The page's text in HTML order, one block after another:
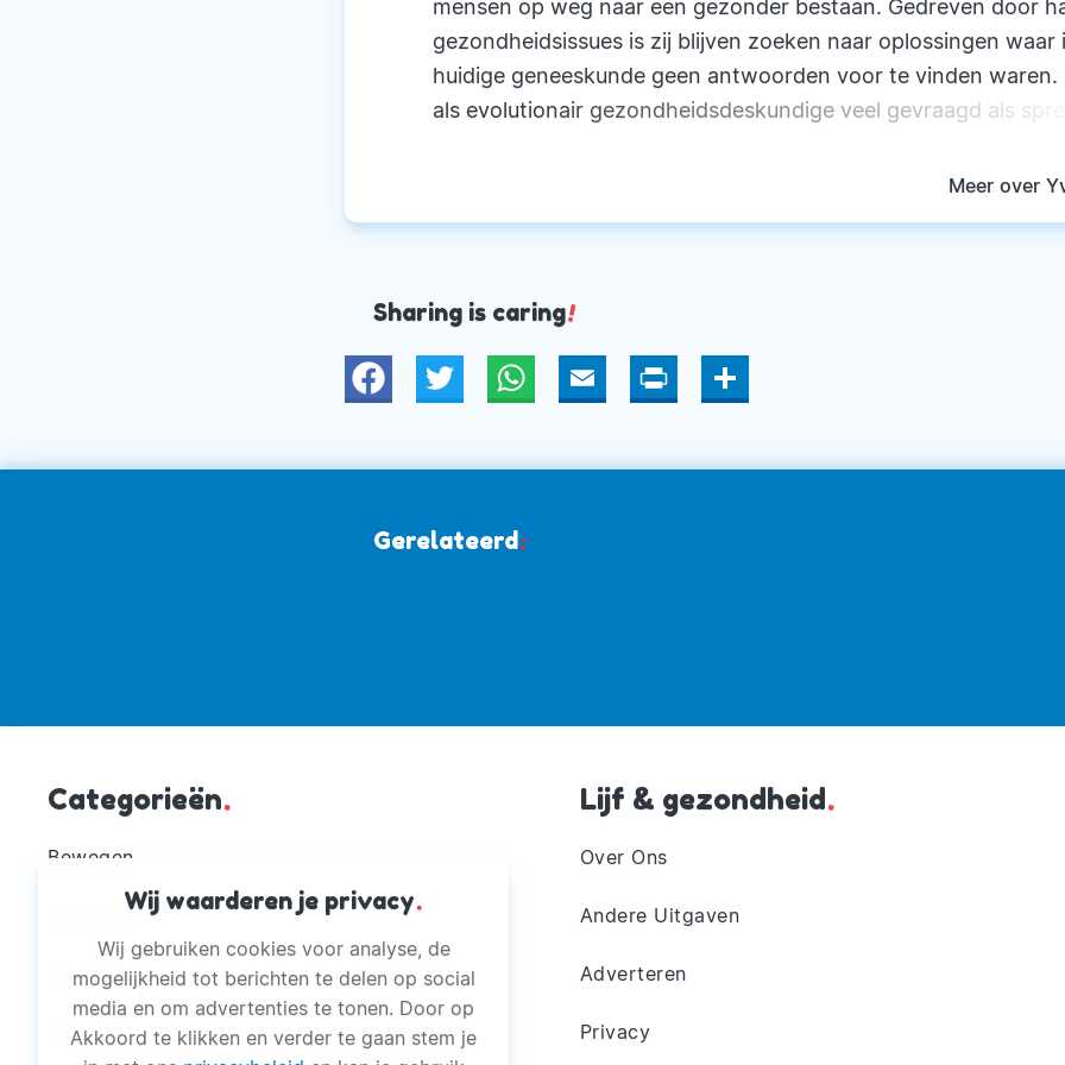
mensen op weg naar een gezonder bestaan. Gedreven door
gezondheidsissues is zij blijven zoeken naar oplossingen waar
huidige geneeskunde geen antwoorden voor te vinden
als evolutionair gezondheidsdeskundige veel gevraagd als
Immunologie aan de Universiteit van Gerona (Spanje).Meer over
Sharing is caring!
Twitter WhatsAppEmail Print Deel
Gerelateerd:
Categorieën.
Bewegen
Psyche
Uiterlijk
Lijf & gezondheid.
Over Ons
Andere Uitgaven
Adverteren
Privacy
Wij waarderen je privacy.
Wij gebruiken cookies voor analyse, de
mogelijkheid tot berichten te delen op social
media en om advertenties te tonen. Door op
Akkoord te klikken en verder te gaan stem je